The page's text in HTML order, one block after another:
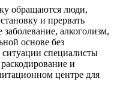
обращаются люди,
и прервать
алкоголизм,
основе без
специалисты
и
центре для